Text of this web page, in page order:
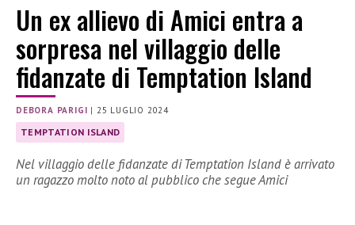
Un ex allievo di Amici entra a
sorpresa nel villaggio delle
fidanzate di Temptation Island
DEBORA PARIGI | 25 LUGLIO 2024
TEMPTATION ISLAND
Nel villaggio delle fidanzate di Temptation Island è arrivato
un ragazzo molto noto al pubblico che segue Amici